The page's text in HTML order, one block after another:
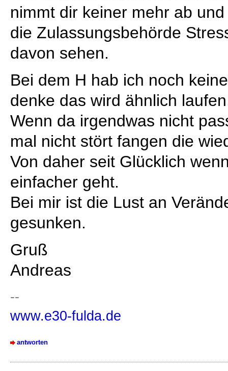
nimmt dir keiner mehr ab
die Zulassungsbehörde
davon sehen.
Bei dem H hab ich noch
denke das wird ähnlich
Wenn da irgendwas nicht
mal nicht stört fangen die
Von daher seit Glücklich
einfacher geht.
Bei mir ist die Lust an
gesunken.
Gruß
Andreas
--
www.e30-fulda.de
antworten